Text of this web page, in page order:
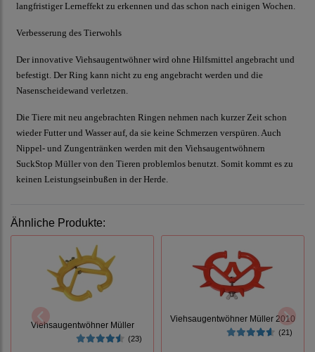
langfristiger Lerneffekt zu erkennen und das schon nach einigen Wochen.
Verbesserung des Tierwohls
Der innovative Viehsaugentwöhner wird ohne Hilfsmittel angebracht und
befestigt. Der Ring kann nicht zu eng angebracht werden und die
Nasenscheidewand verletzen.
Die Tiere mit neu angebrachten Ringen nehmen nach kurzer Zeit schon
wieder Futter und Wasser auf, da sie keine Schmerzen verspüren. Auch
Nippel- und Zungentränken werden mit den Viehsaugentwöhnern
SuckStop Müller von den Tieren problemlos benutzt. Somit kommt es zu
keinen Leistungseinbußen in der Herde.
Ähnliche Produkte:
Viehsaugentwöhner Müller
(23)
Viehsaugentwöhner Müller 2010
(21)